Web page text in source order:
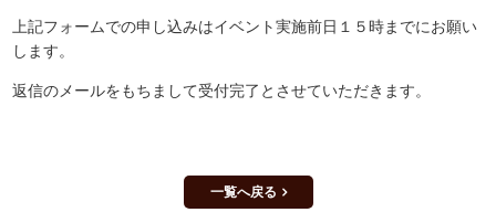
上記フォームでの申し込みはイベント実施前日１５時までにお願い
します。
返信のメールをもちまして受付完了とさせていただきます。
一覧へ戻る